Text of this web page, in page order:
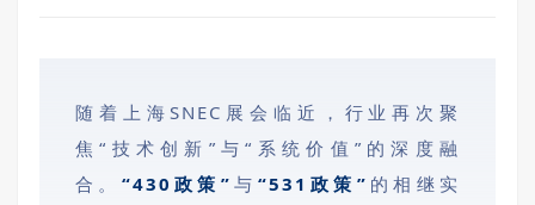
随着上海SNEC展会临近，行业再次聚
焦“技术创新”与“系统价值”的深度融
合。 “430政策” 与 “531政策” 的相继实